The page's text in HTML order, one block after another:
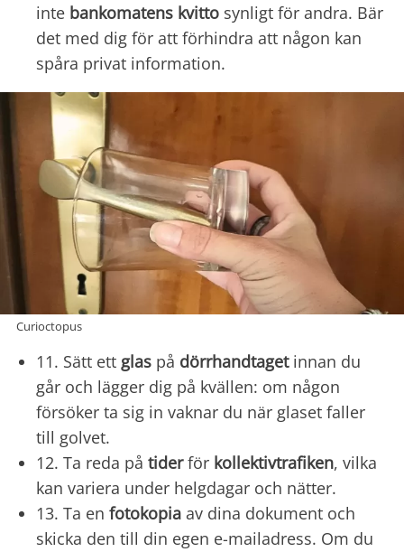
inte bankomatens kvitto synligt för andra. Bär
det med dig för att förhindra att någon kan
spåra privat information.
Curioctopus
11. Sätt ett glas på dörrhandtagetinnan du
går och lägger dig på kvällen: om någon
försöker ta sig in vaknar du när glaset faller
till golvet.
12. Ta reda på tiderför kollektivtrafiken, vilka
kan variera under helgdagar och nätter.
13. Ta en fotokopia av dina dokument och
skicka den till din egen e-mailadress. Om du